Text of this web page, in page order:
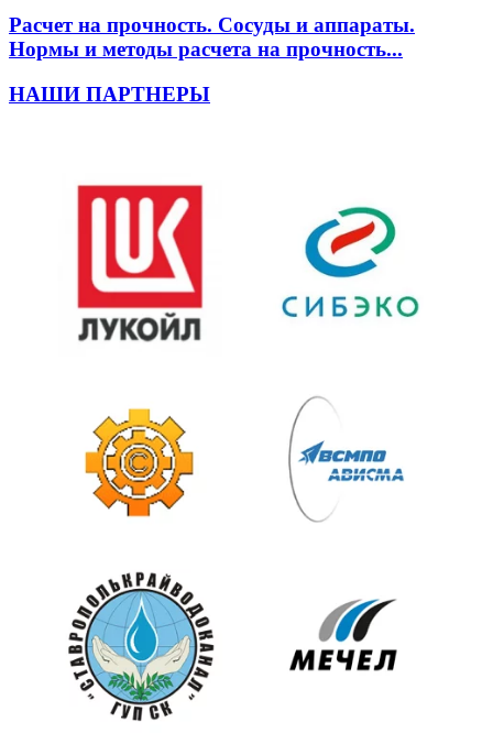
Расчет на прочность. Сосуды и аппараты.
Нормы и методы расчета на прочность...
НАШИ ПАРТНЕРЫ